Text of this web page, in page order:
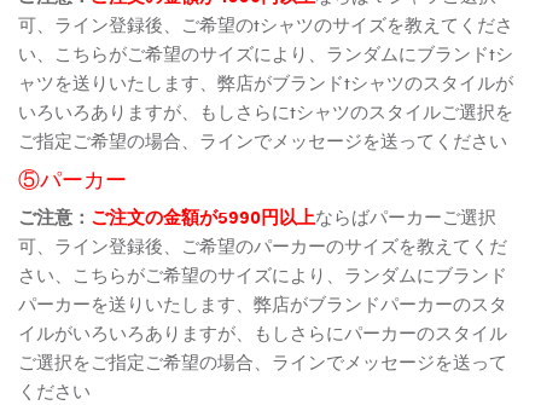
可、ライン登録後、ご希望のtシャツのサイズを教えてくださ
い、こちらがご希望のサイズにより、ランダムにブランドtシ
ャツを送りいたします、弊店がブランドtシャツのスタイルが
いろいろありますが、もしさらにtシャツのスタイルご選択を
ご指定ご希望の場合、ラインでメッセージを送ってください
⑤パーカー
ご注意： ご注文の金額が5990円以上ならばパーカーご選択
可、ライン登録後、ご希望のパーカーのサイズを教えてくだ
さい、こちらがご希望のサイズにより、ランダムにブランド
パーカーを送りいたします、弊店がブランドパーカーのスタ
イルがいろいろありますが、もしさらにパーカーのスタイル
ご選択をご指定ご希望の場合、ラインでメッセージを送って
ください